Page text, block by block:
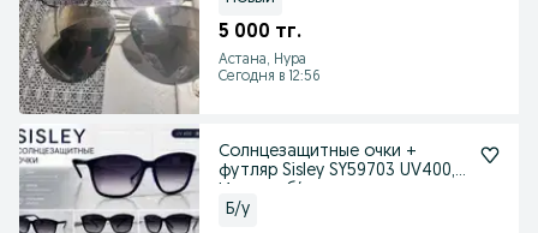
5 000 тг.
Астана, Нура
Сегодня в 12:56
Солнцезащитные очки +
футляр Sisley SY59703 UV400,
Б/у